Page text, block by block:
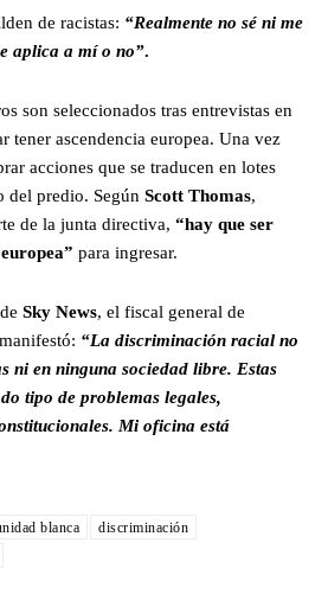
de racistas: “Realmente no sé ni me
aplica a mí o no”.
son seleccionados tras entrevistas en
tener ascendencia europea. Una vez
acciones que se traducen en lotes
del predio. Según Scott Thomas,
de la junta directiva, “hay que ser
para ingresar.
Sky News, el fiscal general de
“La discriminación racial no
ni en ninguna sociedad libre. Estas
tipo de problemas legales,
Mi oficina está
blanca
discriminación